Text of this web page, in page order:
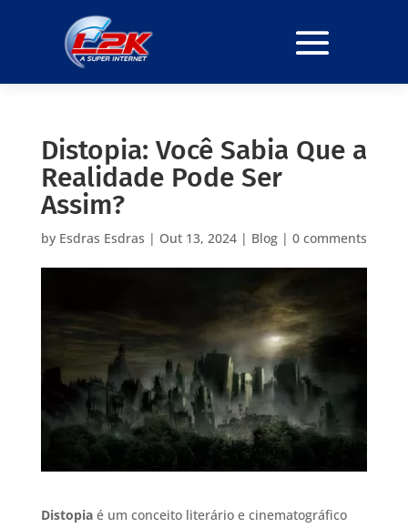
Distopia: Você Sabia Que a
Realidade Pode Ser
Assim?
by Esdras Esdras | Out 13, 2024| Blog| 0 comments
Distopiaé um conceito literário e cinematográfico